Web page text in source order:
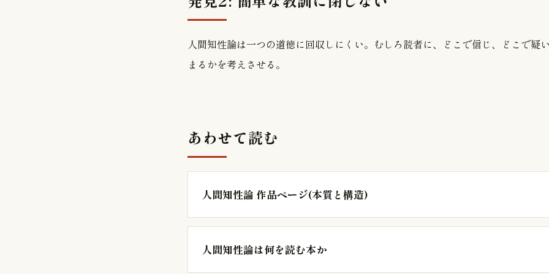
人間知性論は一つの道徳に回収しにくい。むしろ読者に、どこで信じ、どこで疑
まるかを考えさせる。
あわせて読む
人間知性論 作品ページ(本質と構造)
人間知性論は何を読む本か